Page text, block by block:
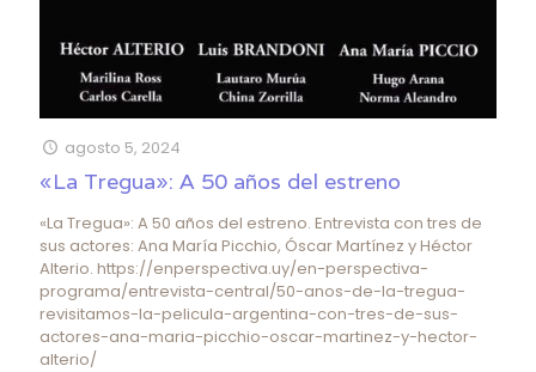
agosto 5, 2024
«La Tregua»: A 50 años del estreno
«La Tregua»: A 50 años del estreno. Entrevista con tres de
sus actores: Ana María Picchio, Óscar Martínez y Héctor
Alterio. https://enperspectiva.uy/en-perspectiva-
programa/entrevista-central/50-anos-de-la-tregua-
revisitamos-la-pelicula-argentina-con-tres-de-sus-
actores-ana-maria-picchio-oscar-martinez-y-hector-
alterio/